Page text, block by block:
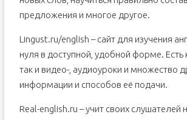
предложения и многое другое.
Lingust.ru/english – сайт для изучения
нуля в доступной, удобной форме. Есть
так и видео-, аудиоуроки и множество
информации и способов её подачи.
Real-english.ru – учит своих слушателей